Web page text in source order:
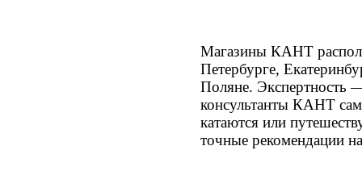
Магазины КАНТ
Петербурге,
Поляне. Экспертность
консультанты КАНТ
катаются или
точные рекомендации